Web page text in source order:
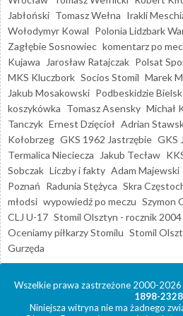
Jabłoński Tomasz Wełna Irakli
Wołodymyr Kowal Polonia Lidzbark
Zagłębie Sosnowiec komentarz po
Kujawa
Jarosław Ratajczak Polsat
MKS Kluczbork Socios Stomil Marek
Jakub Mosakowski Podbeskidzie
koszykówka Tomasz Asensky Michał
Tanczyk Ernest Dzięcioł Adrian
Kołobrzeg GKS 1962 Jastrzębie GKS
Termalica Nieciecza
Jakub Tecław
Sobczak Liczby i fakty Adam Majewski
Poznań Radunia Stężyca Skra
młodsi wypowiedź po meczu Szymon
CLJ U-17 Stomil Olsztyn - rocznik 2004
Oceniamy piłkarzy Stomilu Stomil
Gurzęda
Wszelkie prawa zastrzeżone 2000-
1898-2328
Niniejsza witryna nie ma żadnego